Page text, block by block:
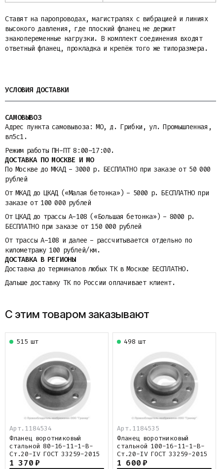
Ставят на паропроводах, магистралях с вибрацией и линиях
высокого давления, где плоский фланец не держит
знакопеременные нагрузки. В комплект соединения входят
ответный фланец, прокладка и крепёж того же типоразмера.
УСЛОВИЯ ДОСТАВКИ
САМОВЫВОЗ
Адрес пункта самовывоза: МО, д. Грибки, ул. Промышленная,
вл5с1.
Режим работы ПН-ПТ 8:00–17:00.
ДОСТАВКА ПО МОСКВЕ И МО
По Москве до МКАД - 3000 р. БЕСПЛАТНО при заказе от 50 000
рублей
От МКАД до ЦКАД («Малая бетонка») - 5000 р. БЕСПЛАТНО при
заказе от 100 000 рублей
От ЦКАД до трассы A-108 («Большая бетонка») - 8000 р.
БЕСПЛАТНО при заказе от 150 000 рублей
От трассы A-108 и далее - рассчитывается отдельно по
километражу 100 рублей/км.
ДОСТАВКА В РЕГИОНЫ
Доставка до терминалов любых ТК в Москве БЕСПЛАТНО.
Дальше доставку ТК по России оплачивает клиент.
С этим товаром заказывают
Арт.1184534
515 шт
Фланец воротниковый
стальной 80-16-11-1-B-
Ст.20-IV ГОСТ 33259-2015
1 370₽
Арт.1184535
498 шт
Фланец воротниковый
стальной 100-16-11-1-B-
Ст.20-IV ГОСТ 33259-2015
1 600₽